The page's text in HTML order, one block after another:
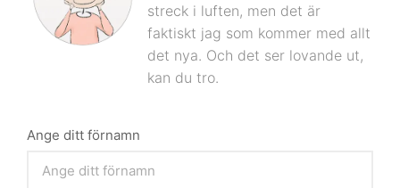
streck i luften, men det är
faktiskt jag som kommer med allt
det nya. Och det ser lovande ut,
kan du tro.
Ange ditt förnamn